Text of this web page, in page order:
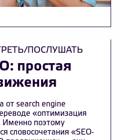
ПОСЛУШАТЬ
простая
от search engine
«оптимизация
Именно поэтому
словосочетания «SEO-